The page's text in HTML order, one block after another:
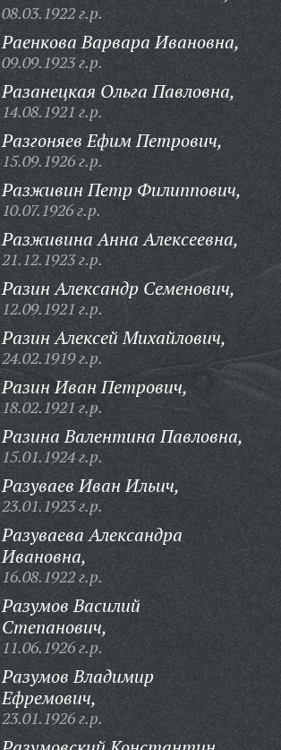
08.03.1922 г.р.
Раенкова Варвара Ивановна,
09.09.1923 г.р.
Разанецкая Ольга Павловна,
14.08.1921 г.р.
Разгоняев Ефим Петрович,
15.09.1926 г.р.
Разживин Петр Филиппович,
10.07.1926 г.р.
Разживина Анна Алексеевна,
21.12.1923 г.р.
Разин Александр Семенович,
12.09.1921 г.р.
Разин Алексей Михайлович,
24.02.1919 г.р.
Разин Иван Петрович,
18.02.1921 г.р.
Разина Валентина Павловна,
15.01.1924 г.р.
Разуваев Иван Ильич,
23.01.1923 г.р.
Разуваева Александра
Ивановна,
16.08.1922 г.р.
Разумов Василий
Степанович,
11.06.1926 г.р.
Разумов Владимир
Ефремович,
23.01.1926 г.р.